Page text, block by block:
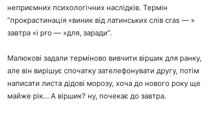
неприємних психологічних наслідків. Термін
“прокрастинація «виник від латинських слів cras — »
завтра «і pro — »для, заради”.
Малюкові задали терміново вивчити віршик для ранку,
але він вирішує спочатку зателефонувати другу, потім
написати листа дідові морозу, хоча до нового року ще
майже рік… А віршик? ну, почекає до завтра.